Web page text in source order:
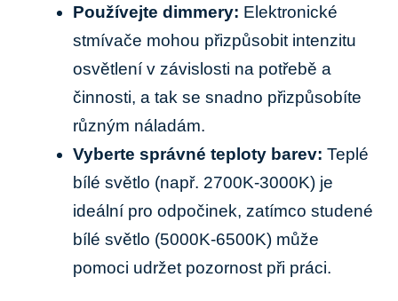
Používejte dimmery: Elektronické
stmívače mohou přizpůsobit intenzitu
osvětlení v závislosti na potřebě a
činnosti, a tak se snadno přizpůsobíte
různým náladám.
Vyberte správné teploty barev: Teplé
bílé světlo (např. 2700K-3000K) je
ideální pro odpočinek, zatímco studené
bílé světlo (5000K-6500K) může
pomoci udržet pozornost při práci.